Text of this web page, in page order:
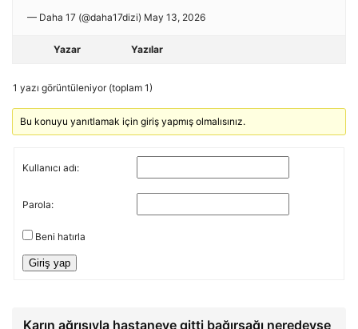
— Daha 17 (@daha17dizi) May 13, 2026
Yazar Yazılar
1 yazı görüntüleniyor (toplam 1)
Bu konuyu yanıtlamak için giriş yapmış olmalısınız.
Kullanıcı adı:
Parola:
Beni hatırla
Giriş yap
Karın ağrısıyla hastaneye gitti bağırsağı neredeyse